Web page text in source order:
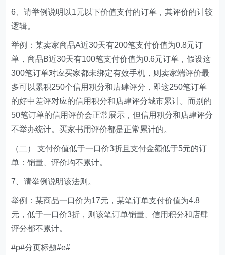
6、请举例说明以1元以下价值支付的订单，其评价的计较
逻辑。
举例：某卖家商品A近30天有200笔支付价值为0.8元订
单，商品B近30天有100笔支付价值为0.6元订单，假设这
300笔订单对应买家都未绑定有效手机，则卖家端评价最
多可以累积250个信用积分和店肆评分，即这250笔订单
的好中差评对应的信用积分和店肆评分城市累计。而别的
50笔订单的信用评价会正常展示，但信用积分和店肆评分
不举办统计。买家书用评价都是正常累计的。
（二） 支付价值低于一口价3折且支付金额低于5元的订
单：销量、评价均不累计。
7、请举例说明该法则。
举例：某商品一口价为17元，某笔订单支付价值为4.8
元，低于一口价3折，则该笔订单销量、信用积分和店肆
评分都不累计。
#p#分页标题#e#